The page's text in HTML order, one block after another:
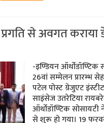
से अवगत कराया
-इण्डियन ऑर्थोडॉण्टिक
26वां सम्मेलन प्रारम्भ
पटेल पोस्ट ग्रेजुएट
साइंसेज उतरेटिया
ऑर्थोडॉण्टिक
से शुरू हो गया। 19